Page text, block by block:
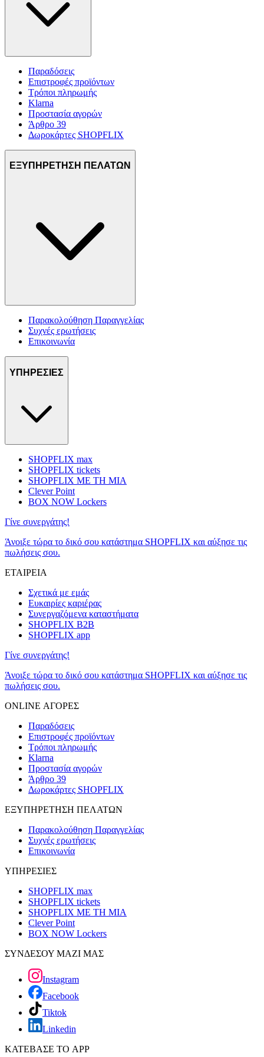
Παραδόσεις
Επιστροφές προϊόντων
Τρόποι πληρωμής
Klarna
Προστασία αγορών
Άρθρο 39
Δωροκάρτες SHOPFLIX
ΕΞΥΠΗΡΕΤΗΣΗ ΠΕΛΑΤΩΝ
Παρακολούθηση Παραγγελίας
Συχνές ερωτήσεις
Επικοινωνία
ΥΠΗΡΕΣΙΕΣ
SHOPFLIX max
SHOPFLIX tickets
SHOPFLIX ΜΕ ΤΗ ΜΙΑ
Clever Point
BOX NOW Lockers
Γίνε συνεργάτης!
Άνοιξε τώρα το δικό σου κατάστημα SHOPFLIX και αύξησε τις
πωλήσεις σου.
ΕΤΑΙΡΕΙΑ
Σχετικά με εμάς
Ευκαιρίες καριέρας
Συνεργαζόμενα καταστήματα
SHOPFLIX B2B
SHOPFLIX app
Γίνε συνεργάτης!
Άνοιξε τώρα το δικό σου κατάστημα SHOPFLIX και αύξησε τις
πωλήσεις σου.
ONLINE ΑΓΟΡΕΣ
Παραδόσεις
Επιστροφές προϊόντων
Τρόποι πληρωμής
Klarna
Προστασία αγορών
Άρθρο 39
Δωροκάρτες SHOPFLIX
ΕΞΥΠΗΡΕΤΗΣΗ ΠΕΛΑΤΩΝ
Παρακολούθηση Παραγγελίας
Συχνές ερωτήσεις
Επικοινωνία
ΥΠΗΡΕΣΙΕΣ
SHOPFLIX max
SHOPFLIX tickets
SHOPFLIX ΜΕ ΤΗ ΜΙΑ
Clever Point
BOX NOW Lockers
ΣΥΝΔΕΣΟΥ ΜΑΖΙ ΜΑΣ
Instagram
Facebook
Tiktok
Linkedin
ΚΑΤΕΒΑΣΕ ΤΟ APP